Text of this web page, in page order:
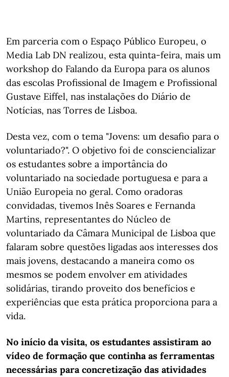
Em parceria com o Espaço Público Europeu, o
Media Lab DN realizou, esta quinta-feira, mais um
workshop do Falando da Europa para os alunos
das escolas Profissional de Imagem e Profissional
Gustave Eiffel, nas instalações do Diário de
Notícias, nas Torres de Lisboa.
Desta vez, com o tema "Jovens: um desafio para o
voluntariado?". O objetivo foi de consciencializar
os estudantes sobre a importância do
voluntariado na sociedade portuguesa e para a
União Europeia no geral. Como oradoras
convidadas, tivemos Inês Soares e Fernanda
Martins, representantes do Núcleo de
voluntariado da Câmara Municipal de Lisboa que
falaram sobre questões ligadas aos interesses dos
mais jovens, destacando a maneira como os
mesmos se podem envolver em atividades
solidárias, tirando proveito dos benefícios e
experiências que esta prática proporciona para a
vida.
No início da visita, os estudantes assistiram ao
vídeo de formação que continha as ferramentas
necessárias para concretização das atividades